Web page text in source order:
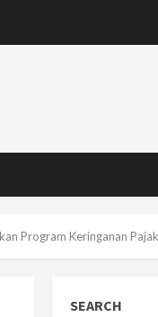
Program Keringanan
SEARCH